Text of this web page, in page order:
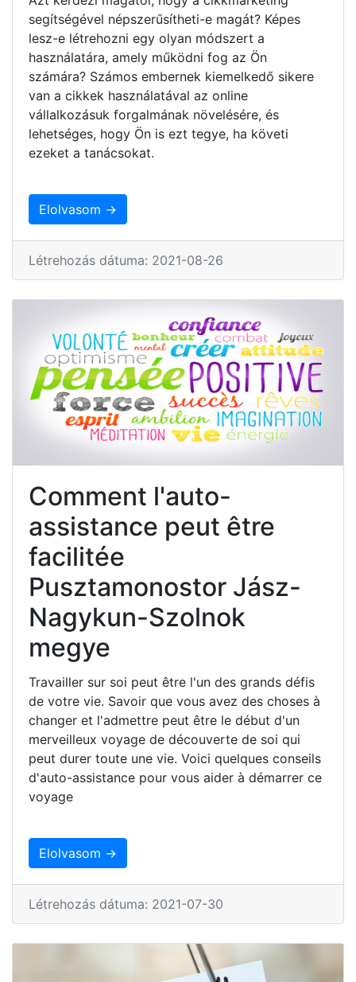
segítségével népszerűsítheti-e magát? Képes
lesz-e létrehozni egy olyan módszert a
használatára, amely működni fog az Ön
számára? Számos embernek kiemelkedő sikere
van a cikkek használatával az online
vállalkozásuk forgalmának növelésére, és
lehetséges, hogy Ön is ezt tegye, ha követi
ezeket a tanácsokat.
Elolvasom →
Létrehozás dátuma: 2021-08-26
Comment l'auto-
assistance peut être
facilitée
Pusztamonostor Jász-
Nagykun-Szolnok
megye
Travailler sur soi peut être l'un des grands défis
de votre vie. Savoir que vous avez des choses à
changer et l'admettre peut être le début d'un
merveilleux voyage de découverte de soi qui
peut durer toute une vie. Voici quelques conseils
d'auto-assistance pour vous aider à démarrer ce
voyage
Elolvasom →
Létrehozás dátuma: 2021-07-30